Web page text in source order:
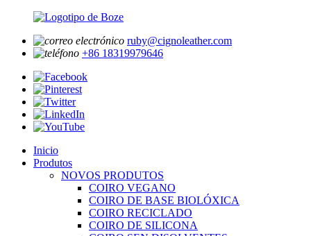
ruby@cignoleather.com
+86 18319979646
Inicio
Produtos
NOVOS PRODUTOS
COIRO VEGANO
COIRO DE BASE BIOLÓXICA
COIRO RECICLADO
COIRO DE SILICONA